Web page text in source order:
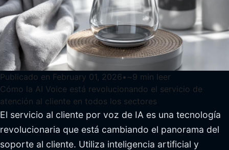
Publicado en February 01, 2026• ~9 min leer
Cómo la AI Voice está revolucionando el servicio de
atención al cliente en todos los sectores
El servicio al cliente por voz de IA es una tecnología
revolucionaria que está cambiando el panorama del
soporte al cliente. Utiliza inteligencia artificial y